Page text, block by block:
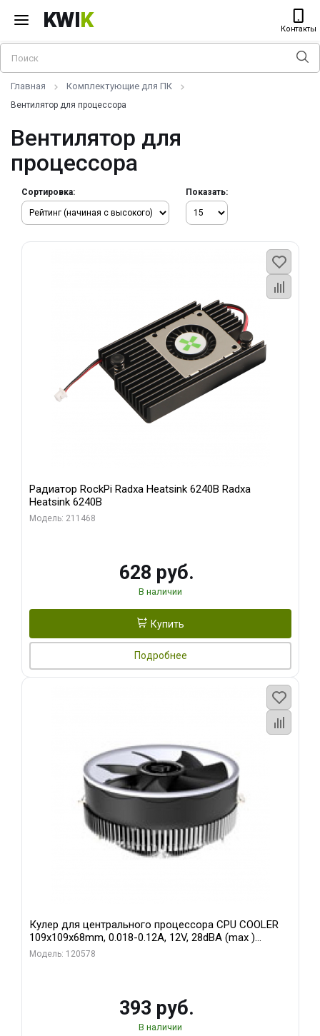
KWIK Контакты
Главная Комплектующие для ПК
Вентилятор для процессора
Вентилятор для
процессора
Сортировка: Показать:
Радиатор RockPi Radxa Heatsink 6240B Radxa
Heatsink 6240B
Модель: 211468
628 руб.
В наличии
Купить
Подробнее
Кулер для центрального процессора CPU COOLER
109x109x68mm, 0.018-0.12A, 12V, 28dBA (max )
+/-10%
Модель: 120578
393 руб.
В наличии